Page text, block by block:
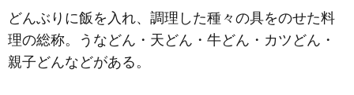
どんぶりに飯を入れ、調理した種々の具をのせた料
理の総称。うなどん・天どん・牛どん・カツどん・
親子どんなどがある。